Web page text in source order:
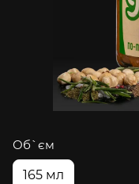
Об`єм
165 мл